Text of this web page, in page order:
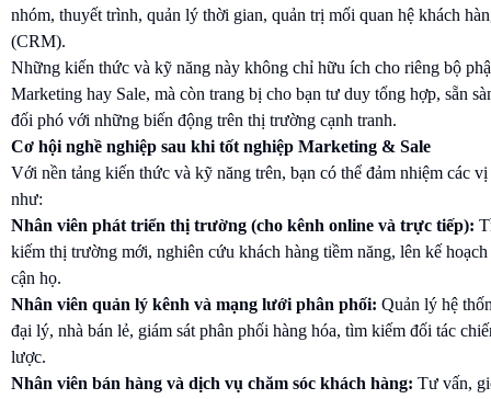
nhóm, thuyết trình, quản lý thời gian, quản trị mối quan hệ khách
(CRM).
Những kiến thức và kỹ năng này không chỉ hữu ích cho riêng bộ
Marketing hay Sale, mà còn trang bị cho bạn tư duy tổng hợp, sẵn
đối phó với những biến động trên thị trường cạnh tranh.
Cơ hội nghề nghiệp sau khi tốt nghiệp Marketing & Sale
Với nền tảng kiến thức và kỹ năng trên, bạn có thể đảm nhiệm các
như:
Nhân viên phát triển thị trường (cho kênh online và trực tiếp):
kiếm thị trường mới, nghiên cứu khách hàng tiềm năng, lên kế hoạch
cận họ.
Nhân viên quản lý kênh và mạng lưới phân phối: Quản lý hệ
đại lý, nhà bán lẻ, giám sát phân phối hàng hóa, tìm kiếm đối tác
lược.
Nhân viên bán hàng và dịch vụ chăm sóc khách hàng: Tư vấn,